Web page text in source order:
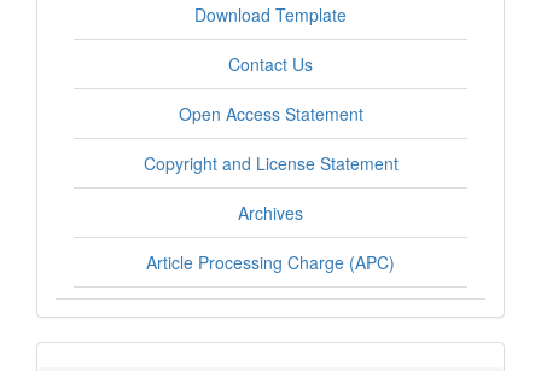
Download Template
Contact Us
Open Access Statement
Copyright and License Statement
Archives
Article Processing Charge (APC)